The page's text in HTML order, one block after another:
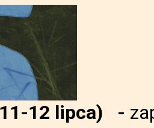
12 lipca) -